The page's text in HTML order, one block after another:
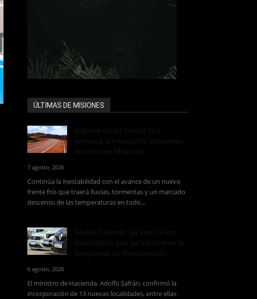
ÚLTIMAS DE MISIONES
7 agosto, 2026
Continúa la inestabilidad con el avance de un nuevo
frente frío que traerá lluvias, tormentas y un marcado
descenso de las temperaturas en todo...
6 agosto, 2026
El ministro de Hacienda, Adolfo Safrán, confirmó la
incorporación de 13 nuevas localidades, entre ellas